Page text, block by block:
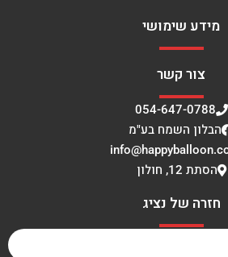
מידע שימושי
צור קשר
054-647-0788
הבלון השמח בע"מ
הסתת 12, חולון
חזרה של נציג